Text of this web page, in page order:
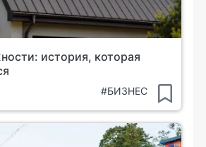
история, которая
#БИЗНЕС